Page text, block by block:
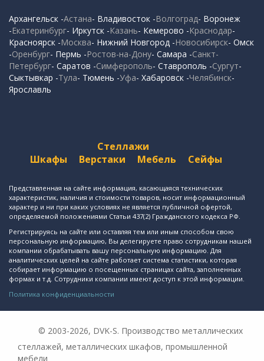
Архангельск -Астана- Владивосток -Волгоград- Воронеж
-Екатеринбург- Иркутск -Казань- Кемерово -Краснодар-
Красноярск -Москва- Нижний Новгород -Новосибирск- Омск
-Оренбург- Пермь -Ростов-на-Дону- Самара -Санкт-
Петербург- Саратов -Симферополь- Ставрополь -Сургут-
Сыктывкар -Тула- Тюмень -Уфа- Хабаровск -Челябинск-
Ярославль
Стеллажи
Шкафы
Верстаки Мебель Сейфы
Представленная на сайте информация, касающаяся технических
характеристик, наличия и стоимости товаров, носит информационный
характер и ни при каких условиях не является публичной офертой,
определяемой положениями Статьи 437(2) Гражданского кодекса РФ.
Регистрируясь на сайте или оставляя тем или иным способом свою
персональную информацию, Вы делегируете право сотрудникам нашей
компании обрабатывать вашу персональную информацию. Для
аналитических целей на сайте работает система статистики, которая
собирает информацию о посещенных страницах сайта, заполненных
формах и т.д. Сотрудники компании имеют доступ к этой информации.
Политика конфиденциальности
© 2003-2026, DVK-S. Производство металлических
стеллажей, металлических шкафов, промышленной
мебели